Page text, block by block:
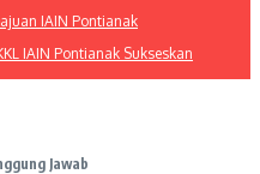
IAIN Pontianak
IAIN Pontianak Sukseskan
Jawab